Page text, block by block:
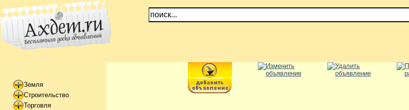
Земля
Строительство
Торговля